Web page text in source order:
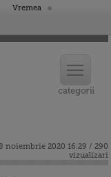
Vremea
noiembrie 2020 16:29 / 290
vizualizari